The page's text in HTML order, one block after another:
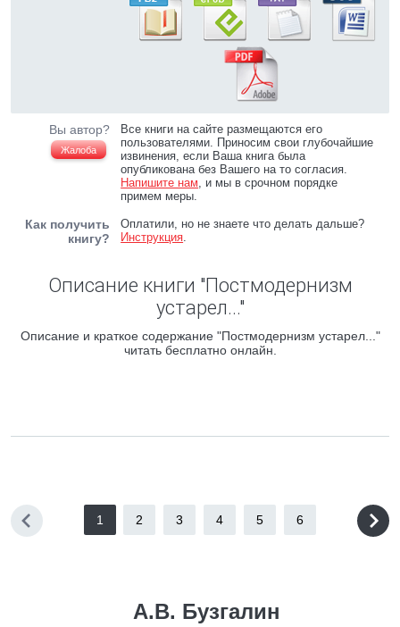
Вы автор?
Жалоба
Все книги на сайте размещаются его
пользователями. Приносим свои глубочайшие
извинения, если Ваша книга была
опубликована без Вашего на то согласия.
Напишите нам, и мы в срочном порядке
примем меры.
Как получить
книгу?
Оплатили, но не знаете что делать дальше?
Инструкция.
Описание книги "Постмодернизм
устарел..."
Описание и краткое содержание "Постмодернизм устарел..."
читать бесплатно онлайн.
1 2 3 4 5 6
А.В. Бузгалин